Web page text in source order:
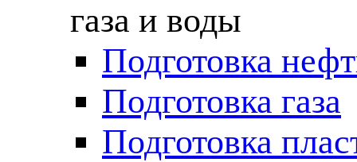
газа и воды
Подготовка
Подготовка газа
Подготовка